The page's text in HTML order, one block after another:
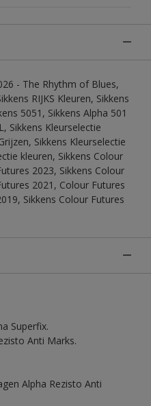
- The Rhythm of Blues,
RIJKS Kleuren, Sikkens
5051, Sikkens Alpha 501
Sikkens Kleurselectie
Sikkens Kleurselectie
kleuren, Sikkens Colour
2023, Sikkens Colour
2021, Colour Futures
Sikkens Colour Futures
Superfix.
Anti Marks.
Alpha Rezisto Anti